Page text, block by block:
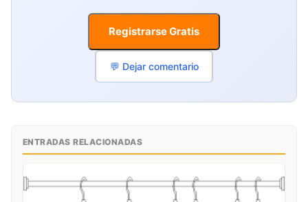
Registrarse Gratis
💬 Dejar comentario
ENTRADAS RELACIONADAS